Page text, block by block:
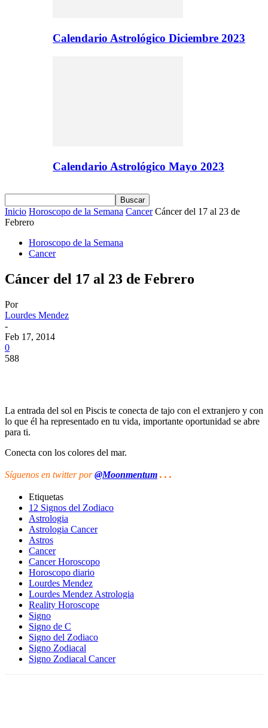
Calendario Astrológico Diciembre 2023
Calendario Astrológico Mayo 2023
Inicio Horoscopo de la Semana Cancer Cáncer del 17 al 23 de
Febrero
Horoscopo de la Semana
Cancer
Cáncer del 17 al 23 de Febrero
Por
Lourdes Mendez
-
Feb 17, 2014
0
588
La entrada del sol en Piscis te conecta de tajo con el extranjero y con
lo que él ha representado en tu vida, importante oportunidad se abre
para ti.
Conecta con los colores del mar.
Síguenos en twitter por@Moonmentum . . .
Etiquetas
12 Signos del Zodiaco
Astrologia
Astrologia Cancer
Astros
Cancer
Cancer Horoscopo
Horoscopo diario
Lourdes Mendez
Lourdes Mendez Astrologia
Reality Horoscope
Signo
Signo de C
Signo del Zodiaco
Signo Zodiacal
Signo Zodiacal Cancer